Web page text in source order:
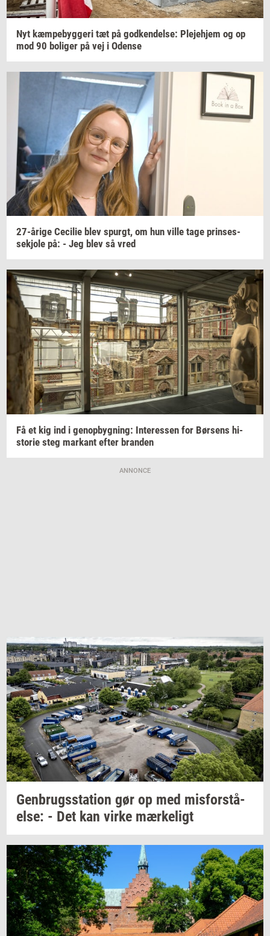
Nyt kæm­pe­byg­ge­ri tæt på god­ken­del­se: Ple­je­hjem og op
mod 90 bo­li­ger på vej i Oden­se
27-​årige Ce­ci­lie blev spurgt, om hun ville tage prin­ses­
sekjo­le på: - Jeg blev så vred
Få et kig ind i genop­byg­ning: In­ter­es­sen for Bør­sens hi­
sto­rie steg mar­kant efter bran­den
ANNONCE
Gen­brugs­sta­tion gør op med mis­for­stå­
el­se: - Det kan virke mær­ke­ligt